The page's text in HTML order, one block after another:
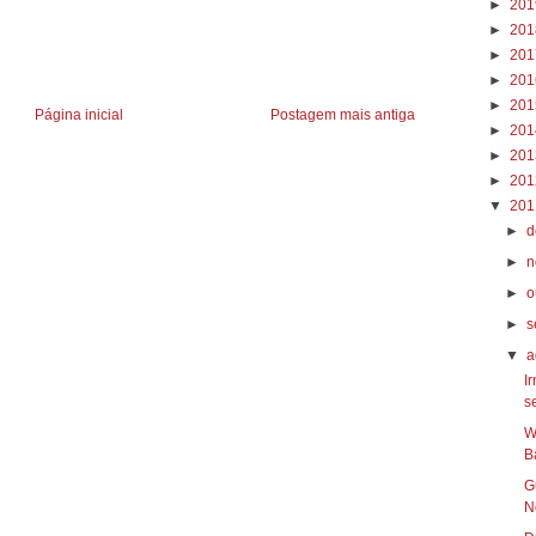
Postagem mais antiga
Página inicial
►
►
►
►
►
►
►
►
▼
►
►
►
►
▼